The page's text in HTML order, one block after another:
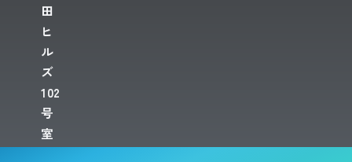
田
ヒ
ル
ズ
102
号
室